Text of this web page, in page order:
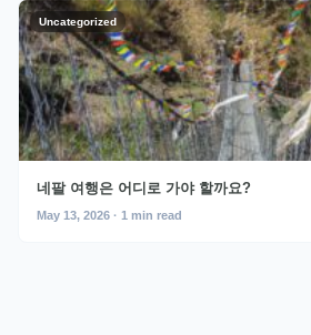
Uncategorized
네팔 여행은 어디로 가야 할까요?
May 13, 2026 · 1 min read